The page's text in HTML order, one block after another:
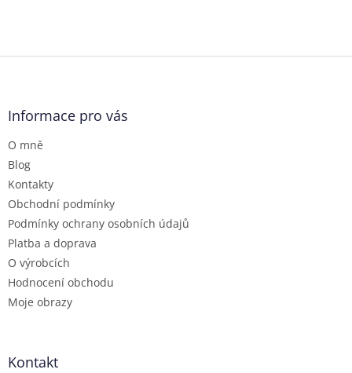
Z
Informace pro vás
O mně
Blog
Kontakty
Obchodní podmínky
Podmínky ochrany osobních údajů
Platba a doprava
O výrobcích
Hodnocení obchodu
Moje obrazy
Kontakt